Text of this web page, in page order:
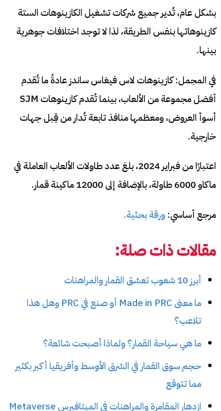
بشكل عام، تُدير جميع شركات تشغيل الكازينوهات الستة
كازينوهاتها بنفس الطريقة، لذا لا توجد اختلافات جوهرية
بينها.
في المجمل: كازينوهات لاس فيغاس ساندز عادةً ما تُقدم
أفضل مجموعة من الألعاب، بينما تُقدم كازينوهات SJM
أسوأ العروض، ومعظمها منافذ تابعة تُدار من قِبل جهات
خارجية.
اعتبارًا من فبراير 2024، بلغ عدد طاولات الألعاب العاملة في
ماكاو 6000 طاولة، بالإضافة إلى 12000 ماكينة قمار.
مرجع أساسي: ورقة بحثية.
مقالات ذات صلة:
أبرز 10 شعوب تعشق القمار والمراهنات
ما معنى Made in PRC أو صنع في PRC وهل هذا
تلاعب؟
ما هي سياحة القمار؟ ولماذا أصبحت شائعة؟
حجم سوق القمار في الشرق الأوسط وأفريقيا أكبر بكثير
مما تتوقع
ازدهار المقامرة والمراهنات في الميتافيرس Metaverse